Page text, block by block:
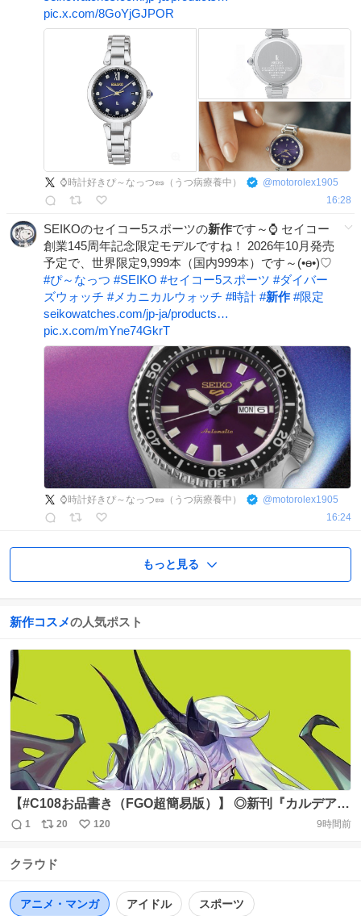
pic.x.com/8GoYjGJPOR
⌚時計好きぴ～なっつ🥜（うつ病療養中） @motorolex1905
16:28
SEIKOのセイコー5スポーツの新作です～⌚ セイコー
創業145周年記念限定モデルですね！ 2026年10月発売
予定で、世界限定9,999本（国内999本）です～(•ө•)♡
#ぴ～なっつ #SEIKO #セイコー5スポーツ #ダイバー
ズウォッチ #メカニカルウォッチ #時計 #新作 #限定
seikowatches.com/jp-ja/products…
pic.x.com/mYne74GkrT
⌚時計好きぴ～なっつ🥜（うつ病療養中） @motorolex1905
16:24
もっと見る
新作コスメの人気ポスト
【#C108お品書き（FGO超簡易版）】 ◎新刊『カルデアコ
スメ３』 セット2000円／単品1000円 ○『カルデアコスメ
（新作10種） LEDセット2000円／単品1000円 ○アクリル
ト 各2000円 https://t.co/lConbSeA3m
返
数
1
リ
ス
数
20
い
120 9時間前
クラウド
アニメ・マンガ アイドル スポーツ